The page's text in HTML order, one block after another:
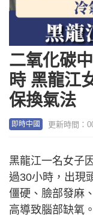
二氧化碳
時 黑龍江
保換氣法
即時中國 更新時間：
黑龍江一名女子
過30小時，出現
僵硬、臉部發麻
高導致腦部缺氧